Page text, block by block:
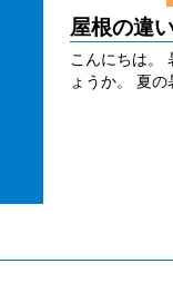
屋根の違
こんにちは。
ょうか。 夏